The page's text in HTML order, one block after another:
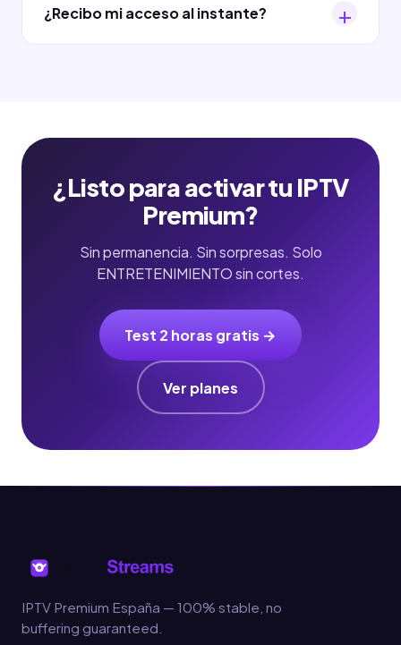
¿Recibo mi acceso al instante?
¿Listo para activar tu IPTV
Premium?
Sin permanencia. Sin sorpresas. Solo
ENTRETENIMIENTO sin cortes.
Test 2 horas gratis →
Ver planes
IPTV Premium España — 100% stable, no
buffering guaranteed.